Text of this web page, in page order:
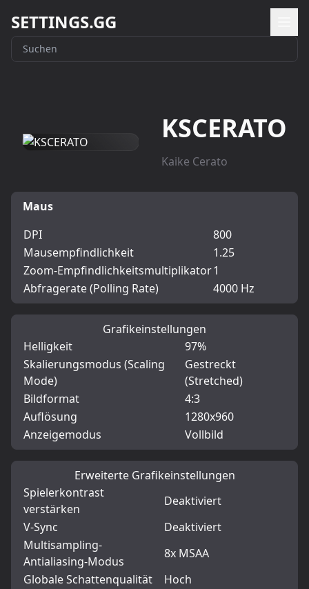
SETTINGS.GG
KSCERATO
Kaike Cerato
Maus
DPI
800
Mausempfindlichkeit
1.25
Zoom-Empfindlichkeitsmultiplikator1
Abfragerate (Polling Rate)
4000 Hz
Grafikeinstellungen
Helligkeit
97%
Skalierungsmodus (Scaling
Mode)
Gestreckt
(Stretched)
Bildformat
4:3
Auflösung
1280x960
Anzeigemodus
Vollbild
Erweiterte Grafikeinstellungen
Spielerkontrast
verstärken
Deaktiviert
V-Sync
Deaktiviert
Multisampling-
Antialiasing-Modus
8x MSAA
Globale Schattenqualität
Hoch